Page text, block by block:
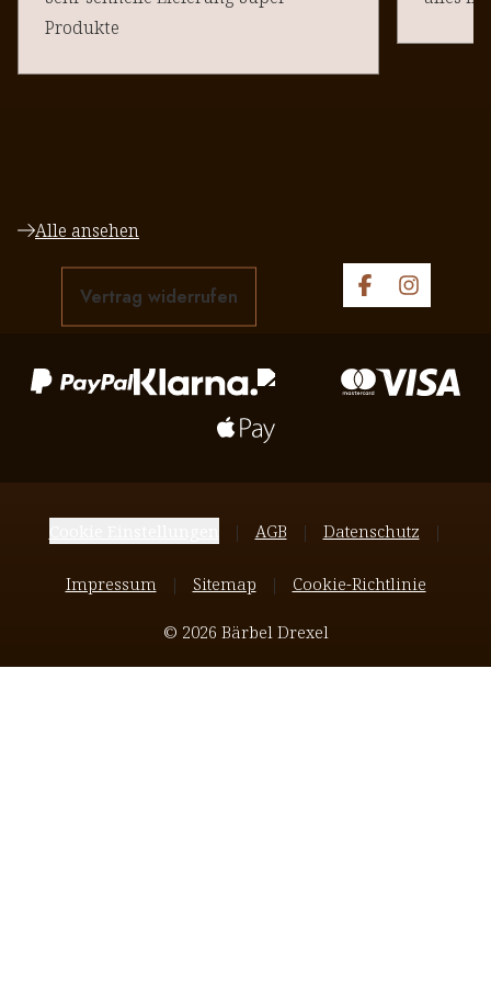
Produkte
Alle ansehen
Vertrag widerrufen
AGB Datenschutz
Impressum Sitemap Cookie-Richtlinie
© 2026 Bärbel Drexel